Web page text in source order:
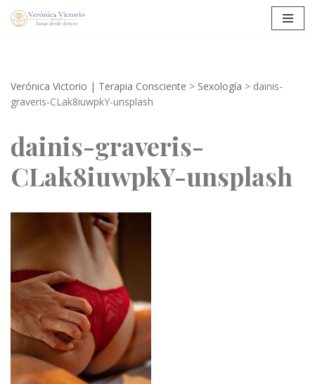
Verónica Victorio | Terapia Consciente > Sexología > dainis-
graveris-CLak8iuwpkY-unsplash
dainis-graveris-
CLak8iuwpkY-unsplash